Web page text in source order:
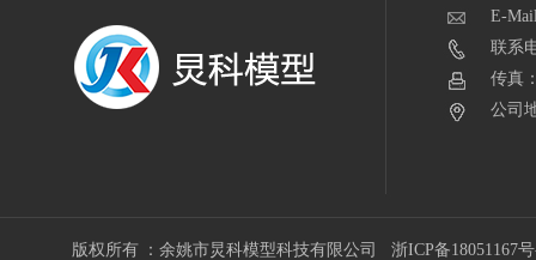
E-
联系
传真
公司
版权所有 ：余姚市炅科模型科技有限公司 浙ICP备18051167